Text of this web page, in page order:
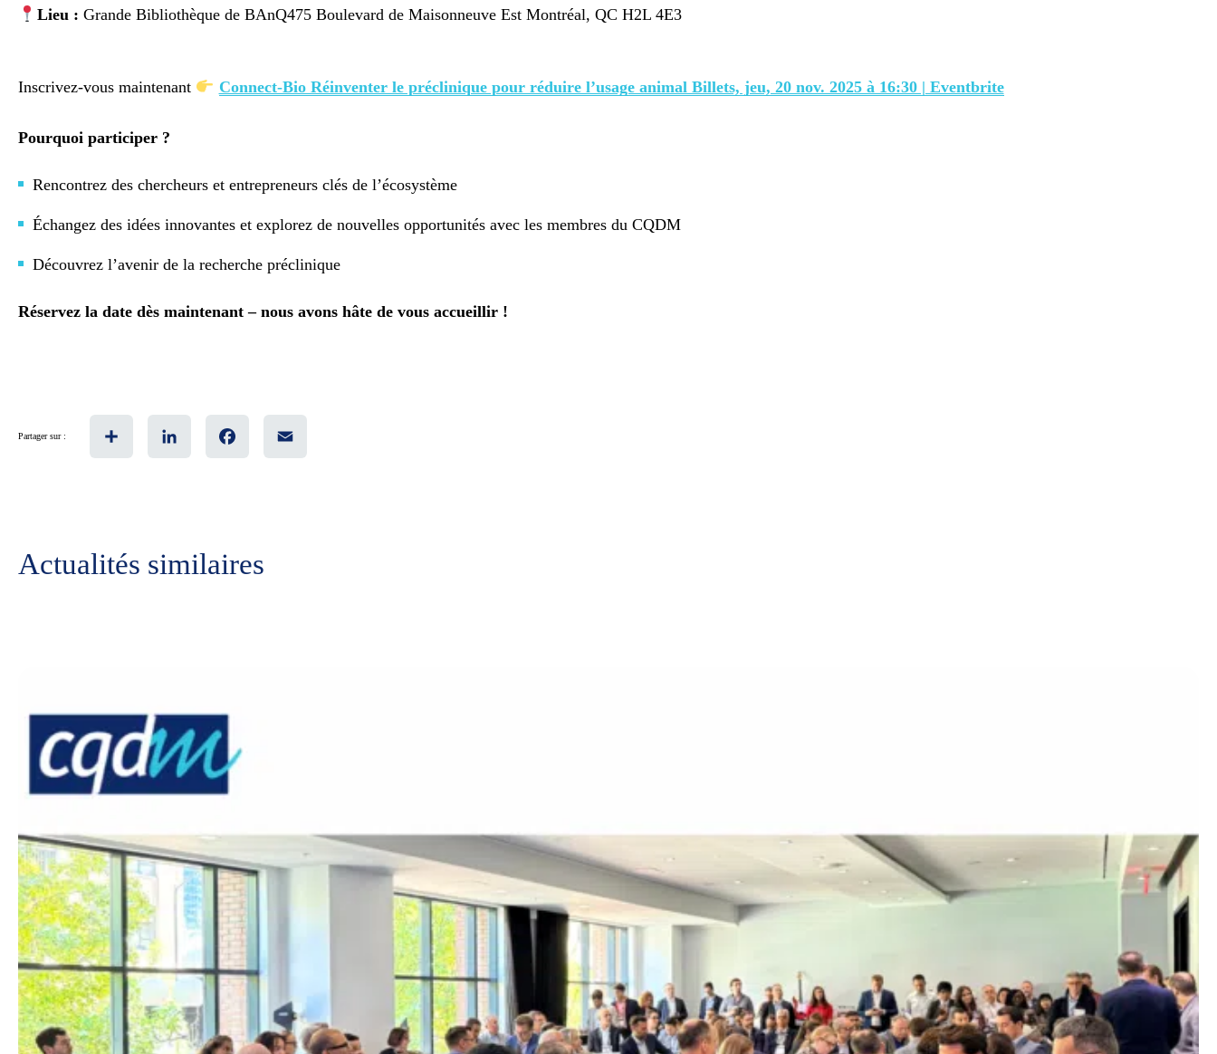
Lieu : Grande Bibliothèque de BAnQ475 Boulevard de Maisonneuve Est Montréal, QC H2L 4E3
Inscrivez-vous maintenant Connect-Bio Réinventer le préclinique pour réduire l’usage animal Billets, jeu, 20 nov. 2025 à 16:30 | Eventbrite
Pourquoi participer ?
Rencontrez des chercheurs et entrepreneurs clés de l’écosystème
Échangez des idées innovantes et explorez de nouvelles opportunités avec les membres du CQDM
Découvrez l’avenir de la recherche préclinique
Réservez la date dès maintenant – nous avons hâte de vous accueillir !
Partager sur :
Actualités similaires